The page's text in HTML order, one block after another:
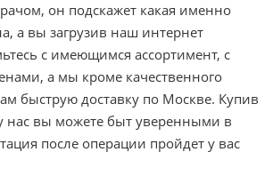
он подскажет какая именно
а вы загрузив наш интернет
с имеющимся ассортимент, с
а мы кроме качественного
быструю доставку по Москве. Купив
нас вы можете быт уверенными в
после операции пройдет у вас